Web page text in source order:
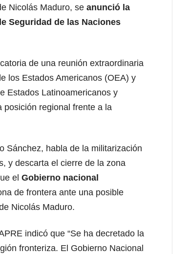
Nicolás Maduro, se anunció la
Seguridad de las Naciones
de una reunión extraordinaria
los Estados Americanos (OEA) y
Estados Latinoamericanos y
posición regional frente a la
Sánchez, habla de la militarización
y descarta el cierre de la zona
el Gobierno nacional
de frontera ante una posible
Nicolás Maduro.
indicó que “Se ha decretado la
fronteriza. El Gobierno Nacional